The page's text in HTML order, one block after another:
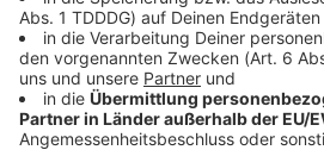
Bayern